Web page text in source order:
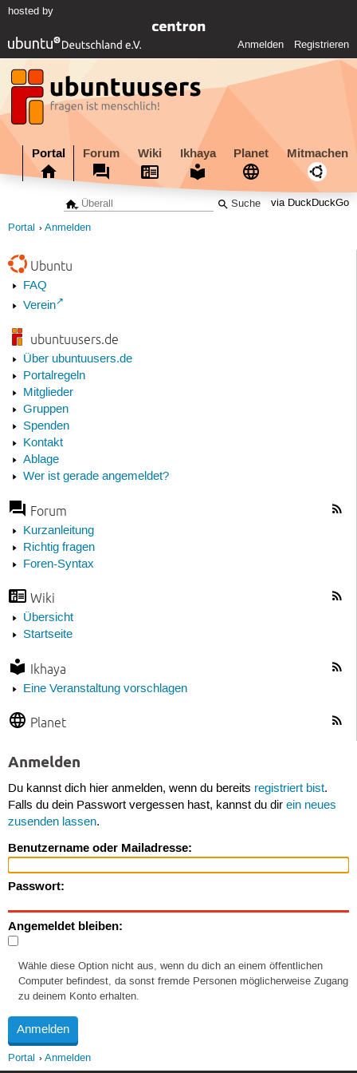
hosted by
Anmelden Registrieren
Portal Forum Wiki Ikhaya Planet Mitmachen
via DuckDuckGo
Portal Anmelden
Ubuntu
FAQ
Verein
ubuntuusers.de
Über ubuntuusers.de
Portalregeln
Mitglieder
Gruppen
Spenden
Kontakt
Ablage
Wer ist gerade angemeldet?
Forum
Kurzanleitung
Richtig fragen
Foren-Syntax
Wiki
Übersicht
Startseite
Ikhaya
Eine Veranstaltung vorschlagen
Planet
Anmelden
Du kannst dich hier anmelden, wenn du bereits registriert bist.
Falls du dein Passwort vergessen hast, kannst du dir ein neues
zusenden lassen.
Benutzername oder Mailadresse:
Passwort:
Angemeldet bleiben:
Wähle diese Option nicht aus, wenn du dich an einem öffentlichen
Computer befindest, da sonst fremde Personen möglicherweise Zugang
zu deinem Konto erhalten.
Portal Anmelden